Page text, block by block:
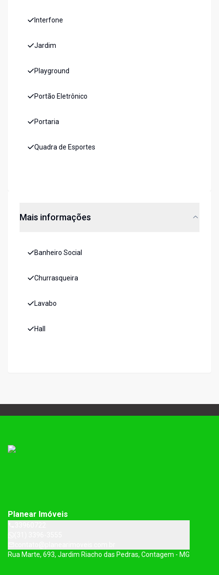
Interfone
Jardim
Playground
Portão Eletrônico
Portaria
Quadra de Esportes
Mais informações
Banheiro Social
Churrasqueira
Lavabo
Hall
Planear Imóveis
Rua Marte, 693, Jardim Riacho das Pedras, Contagem - MG